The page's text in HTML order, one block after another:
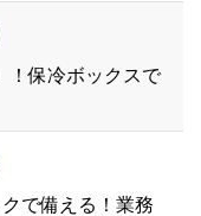
！保冷ボックスで
で備える！業務